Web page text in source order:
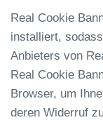
Real Cookie
installiert,
Anbieters von
Real Cookie
Browser, um
deren Widerruf